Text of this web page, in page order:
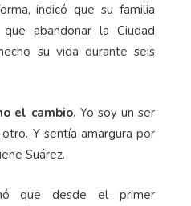
indicó que su familia
abandonar la Ciudad
su vida durante seis
el cambio. Yo soy un ser
Y sentía amargura por
Suárez.
que desde el primer